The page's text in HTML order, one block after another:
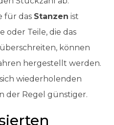
für das Stanzen ist
oder Teile, die das
können
hergestellt werden.
wiederholenden
der Regel günstiger.